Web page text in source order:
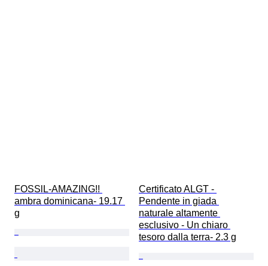
FOSSlL-AMAZING!!
ambra dominicana- 19.17
g
Certificato ALGT -
Pendente in giada
naturale altamente
esclusivo - Un chiaro
tesoro dalla terra- 2.3 g